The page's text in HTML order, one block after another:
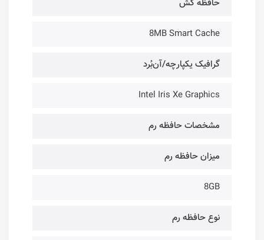
حافظه کَش
8MB Smart Cache
گرافیک یکپارچه/آن‌بُرد
Intel Iris Xe Graphics
مشخصات حافظه رم
میزان حافظه رم
8GB
نوع حافظه رم